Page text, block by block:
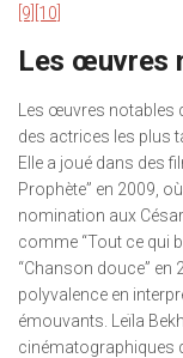
[9] [10]
Les œuvres
Les œuvres notables
des actrices les plus
Elle a joué dans des
Prophète” en 2009,
nomination aux
comme “Tout ce qui
“Chanson douce” en
polyvalence en
émouvants. Leïla
cinématographiques